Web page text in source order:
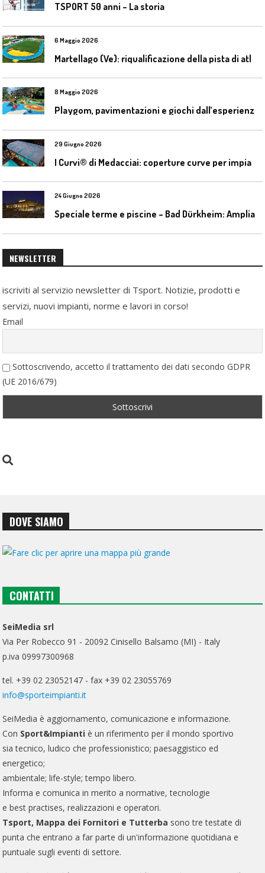
TSPORT 50 anni – La storia
6 Maggio 2026
8 Maggio 2026
29 Giugno 2026
24 Giugno 2026
NEWSLETTER
iscriviti al servizio newsletter di Tsport. Notizie, prodotti e
servizi, nuovi impianti, norme e lavori in corso!
Email
Sottoscrivendo, accetto il trattamento dei dati secondo GDPR
(UE 2016/679)
DOVE SIAMO
CONTATTI
SeiMedia srl
Via Per Robecco 91 - 20092 Cinisello Balsamo (MI) - Italy
p.iva 09997300968
tel. +39 02 23052147 - fax +39 02 23055769
info@sporteimpianti.it
SeiMedia è aggiornamento, comunicazione e informazione.
Con Sport&Impianti è un riferimento per il mondo sportivo
sia tecnico, ludico che professionistico; paesaggistico ed
energetico;
ambientale; life-style; tempo libero.
Informa e comunica in merito a normative, tecnologie
e best practises, realizzazioni e operatori.
Tsport, Mappa dei Fornitori e Tutterba sono tre testate di
punta che entrano a far parte di un'informazione quotidiana e
puntuale sugli eventi di settore.